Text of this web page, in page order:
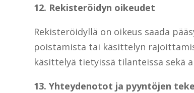
12. Rekisteröidyn oikeudet
Rekisteröidyllä on oikeus saada
poistamista tai käsittelyn
käsittelyä tietyissä tilanteissa sekä
13. Yhteydenotot ja pyyntöjen